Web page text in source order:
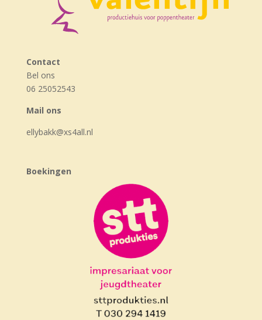
Contact
Bel ons
06 25052543
Mail ons
ellybakk@xs4all.nl
Boekingen